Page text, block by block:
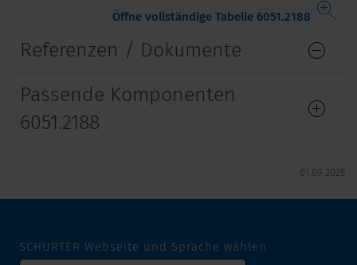
Öffne vollständige Tabelle 6051.2188
Referenzen / Dokumente
Passende Komponenten
6051.2188
01.09.2025
SCHURTER Webseite und Sprache wählen